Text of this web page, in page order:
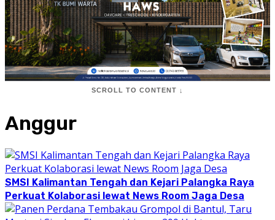
SCROLL TO CONTENT ↓
Anggur
SMSI Kalimantan Tengah dan Kejari Palangka Raya
Perkuat Kolaborasi lewat News Room Jaga Desa